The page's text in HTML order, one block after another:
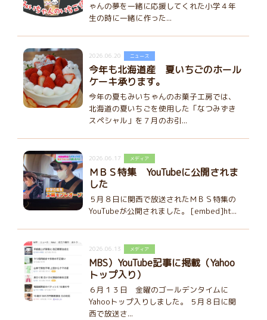
ゃんの夢を一緒に応援してくれた小学４年
生の時に一緒に作った...
2026.06.20 ニュース
今年も北海道産 夏いちごのホール
ケーキ承ります。
今年の夏もみいちゃんのお菓子工房では、
北海道の夏いちごを使用した「なつみずき
スペシャル」を７月のお引...
2026.06.17 メディア
ＭＢＳ特集 YouTubeに公開されま
した
５月８日に関西で放送されたＭＢＳ特集の
YouTubeが公開されました。 [embed]ht...
2026.06.13 メディア
MBS）YouTube記事に掲載（Yahoo
トップ入り）
６月１３日 金曜のゴールデンタイムに
Yahooトップ入りしました。 ５月８日に関
西で放送さ...